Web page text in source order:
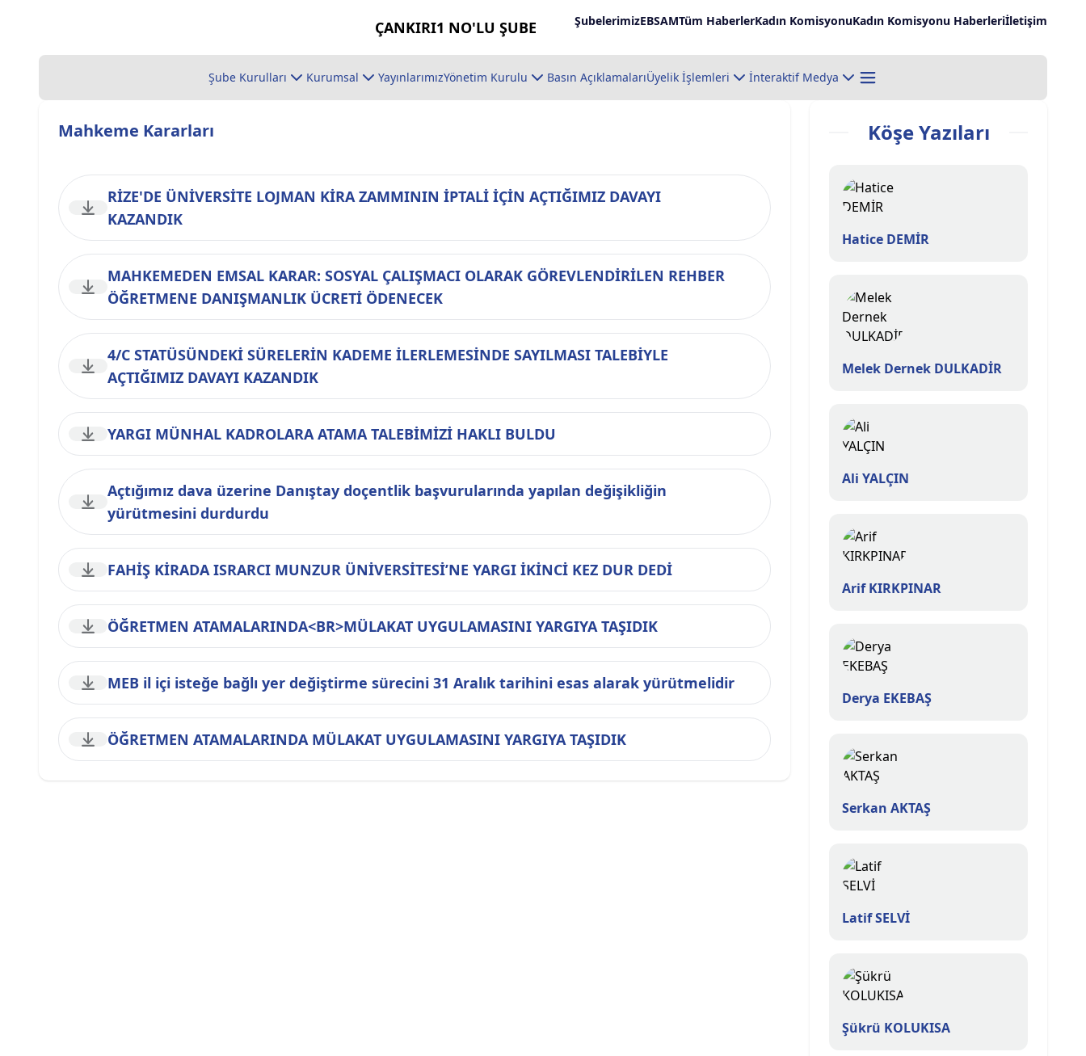
ÇANKIRI1 NO'LU ŞUBE ŞubelerimizEBSAMTüm HaberlerKadın KomisyonuKadın Komisyonu Haberleriİletişim
Şube Kurulları Kurumsal YayınlarımızYönetim Kurulu Basın AçıklamalarıÜyelik İşlemleri İnteraktif Medya
Mahkeme Kararları
RİZE'DE ÜNİVERSİTE LOJMAN KİRA ZAMMININ İPTALİ İÇİN AÇTIĞIMIZ DAVAYI
KAZANDIK
MAHKEMEDEN EMSAL KARAR: SOSYAL ÇALIŞMACI OLARAK GÖREVLENDİRİLEN REHBER
ÖĞRETMENE DANIŞMANLIK ÜCRETİ ÖDENECEK
4/C STATÜSÜNDEKİ SÜRELERİN KADEME İLERLEMESİNDE SAYILMASI TALEBİYLE
AÇTIĞIMIZ DAVAYI KAZANDIK
YARGI MÜNHAL KADROLARA ATAMA TALEBİMİZİ HAKLI BULDU
Açtığımız dava üzerine Danıştay doçentlik başvurularında yapılan değişikliğin
yürütmesini durdurdu
FAHİŞ KİRADA ISRARCI MUNZUR ÜNİVERSİTESİ’NE YARGI İKİNCİ KEZ DUR DEDİ
ÖĞRETMEN ATAMALARINDA<BR>MÜLAKAT UYGULAMASINI YARGIYA TAŞIDIK
MEB il içi isteğe bağlı yer değiştirme sürecini 31 Aralık tarihini esas alarak yürütmelidir
ÖĞRETMEN ATAMALARINDA MÜLAKAT UYGULAMASINI YARGIYA TAŞIDIK
Köşe Yazıları
Hatice DEMİR
Melek Dernek DULKADİR
Ali YALÇIN
Arif KIRKPINAR
Derya EKEBAŞ
Serkan AKTAŞ
Latif SELVİ
Şükrü KOLUKISA